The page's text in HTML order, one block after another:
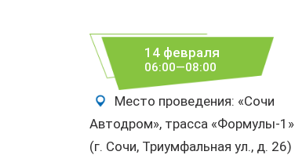
14 февраля
06:00—08:00
Место проведения: «Сочи
Автодром», трасса «Формулы-1»
(г. Сочи, Триумфальная ул., д. 26)